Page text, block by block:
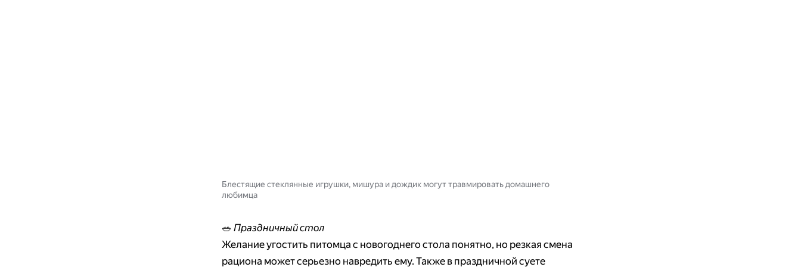
Блестящие стеклянные игрушки, мишура и дождик могут травмировать домашнего
любимца
🥗 Праздничный стол
Желание угостить питомца с новогоднего стола понятно, но резкая смена
рациона может серьезно навредить ему. Также в праздничной суете